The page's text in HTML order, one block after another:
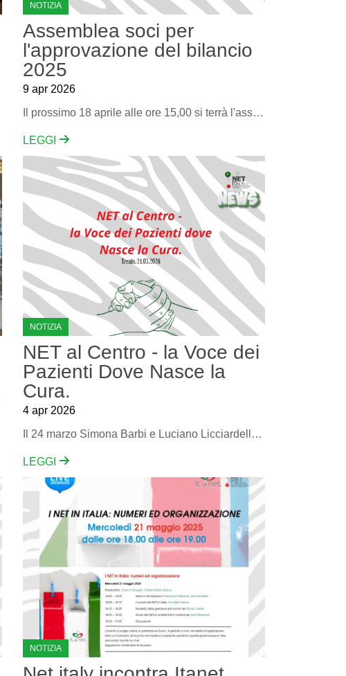
NOTIZIA
Assemblea soci per
l'approvazione del bilancio
2025
9 apr 2026
Il prossimo 18 aprile alle ore 15,00 si terrà l'assemblea soci per l'approvazione del bilancio 2025.
LEGGI
NOTIZIA
NET al Centro - la Voce dei
Pazienti Dove Nasce la
Cura.
4 apr 2026
Il 24 marzo Simona Barbi e Luciano Licciardello del Direttivo di Net Italy hanno incontrato il team multidisciplinare NET dell’ ospedale Santa Chiara di Trento.
LEGGI
NOTIZIA